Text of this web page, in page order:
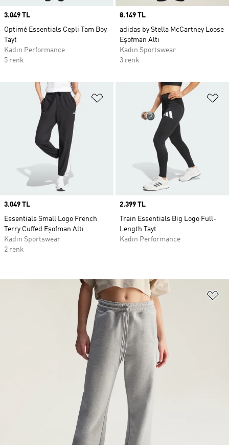
Price
3.049 TL
Optimé Essentials Cepli Tam Boy
Tayt
Kadın Performance
5 renk
Price
8.149 TL
adidas by Stella McCartney Loose
Eşofman Altı
Kadın Sportswear
3 renk
Favori Listesine Ekle
Price
3.049 TL
Essentials Small Logo French
Terry Cuffed Eşofman Altı
Kadın Sportswear
2 renk
Price
2.399 TL
Train Essentials Big Logo Full-
Length Tayt
Kadın Performance